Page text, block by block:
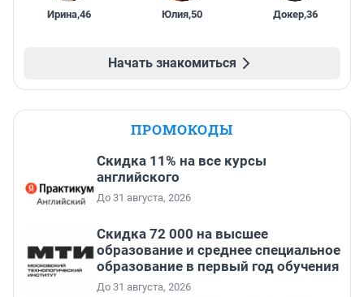
Ирина,46 Юлия,50 Докер,36
Начать знакомиться
ПРОМОКОДЫ
Скидка 11% на все курсы
английского
До 31 августа, 2026
Скидка 72 000 на высшее
образование и среднее специальное
образование в первый год обучения
До 31 августа, 2026